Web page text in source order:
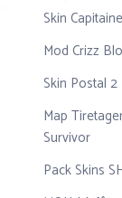
Skin
Mod Crizz
Skin Postal
Map
Survivor
Pack Skins